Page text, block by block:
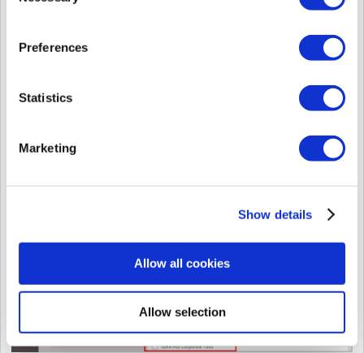
Preferences
Statistics
Marketing
Show details
Allow all cookies
Allow selection